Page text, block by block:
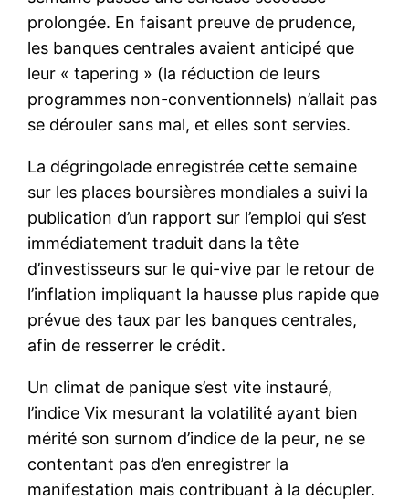
prolongée. En faisant preuve de prudence,
les banques centrales avaient anticipé que
leur « tapering » (la réduction de leurs
programmes non-conventionnels) n’allait pas
se dérouler sans mal, et elles sont servies.
La dégringolade enregistrée cette semaine
sur les places boursières mondiales a suivi la
publication d’un rapport sur l’emploi qui s’est
immédiatement traduit dans la tête
d’investisseurs sur le qui-vive par le retour de
l’inflation impliquant la hausse plus rapide que
prévue des taux par les banques centrales,
afin de resserrer le crédit.
Un climat de panique s’est vite instauré,
l’indice Vix mesurant la volatilité ayant bien
mérité son surnom d’indice de la peur, ne se
contentant pas d’en enregistrer la
manifestation mais contribuant à la décupler.